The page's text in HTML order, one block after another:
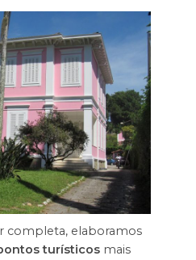
completa, elaboramos
turísticosmais